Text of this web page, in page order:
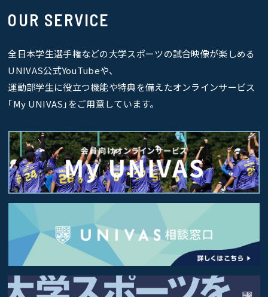
OUR SERVICE
全日本学生選手権などの大学スポーツの試合映像が楽しめる
UNIVAS公式YouTubeや、
運動部学生に役立つ機能や特典を備えたオンラインサービス
｢My UNIVAS｣をご用意しています。